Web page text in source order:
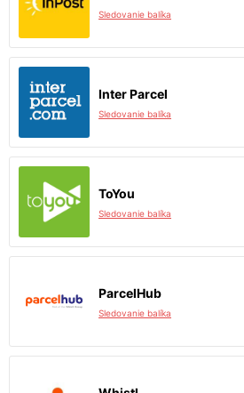
Sledovanie balíka
Inter Parcel
Sledovanie balíka
ToYou
Sledovanie balíka
ParcelHub
Sledovanie balíka